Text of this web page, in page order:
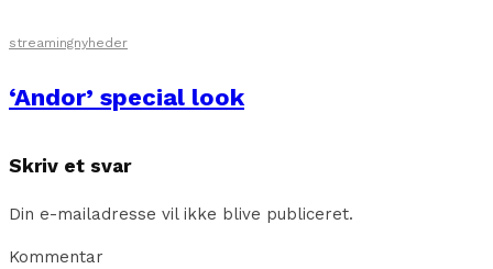
streamingnyheder
‘Andor’ special look
Skriv et svar
Din e-mailadresse vil ikke blive publiceret.
Kommentar